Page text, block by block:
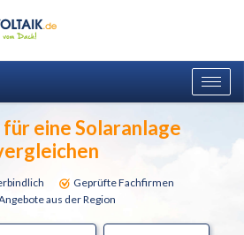
eine Solaranlage
Geprüfte Fachfirmen
aus der Region